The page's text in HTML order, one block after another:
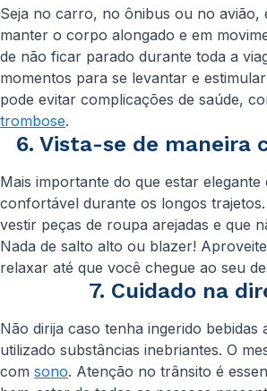
Seja no carro, no ônibus ou no avião,
manter o corpo alongado e em
de não ficar parado durante toda a
momentos para se levantar e
pode evitar complicações de saúde,
trombose.
6. Vista-se de maneira
Mais importante do que estar elegante
confortável durante os longos
vestir peças de roupa arejadas e que
Nada de salto alto ou blazer!
relaxar até que você chegue ao seu
7. Cuidado na
Não dirija caso tenha ingerido bebidas
utilizado substâncias inebriantes. O
com sono. Atenção no trânsito é